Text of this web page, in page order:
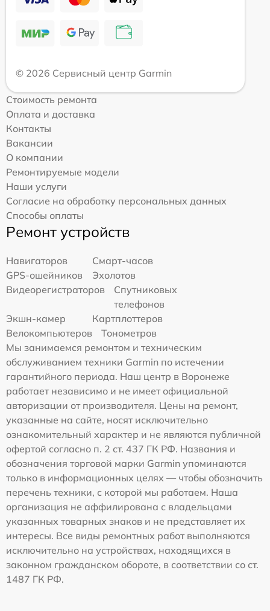
© 2026 Сервисный центр Garmin
Стоимость ремонта
Оплата и доставка
Контакты
Вакансии
О компании
Ремонтируемые модели
Наши услуги
Согласие на обработку персональных данных
Способы оплаты
Ремонт устройств
Навигаторов
Смарт-часов
GPS-ошейников
Эхолотов
Видеорегистраторов
Спутниковых
телефонов
Экшн-камер
Картплоттеров
Велокомпьютеров
Тонометров
Мы занимаемся ремонтом и техническим
обслуживанием техники Garmin по истечении
гарантийного периода. Наш центр в Воронеже
работает независимо и не имеет официальной
авторизации от производителя. Цены на ремонт,
указанные на сайте, носят исключительно
ознакомительный характер и не являются публичной
офертой согласно п. 2 ст. 437 ГК РФ. Названия и
обозначения торговой марки Garmin упоминаются
только в информационных целях — чтобы обозначить
перечень техники, с которой мы работаем. Наша
организация не аффилирована с владельцами
указанных товарных знаков и не представляет их
интересы. Все виды ремонтных работ выполняются
исключительно на устройствах, находящихся в
законном гражданском обороте, в соответствии со ст.
1487 ГК РФ.